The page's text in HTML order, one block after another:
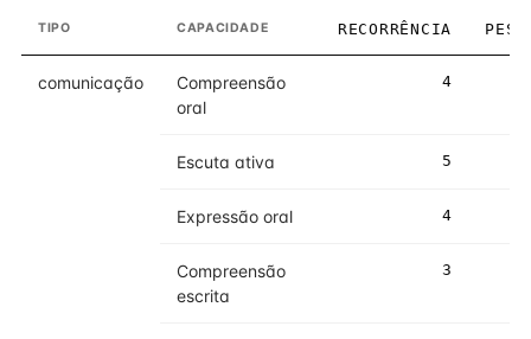
TIPO CAPACIDADE RECORRÊNCIA PESO
comunicação
Compreensão
oral
4
Escuta ativa 5
Expressão oral 4
Compreensão
escrita
3